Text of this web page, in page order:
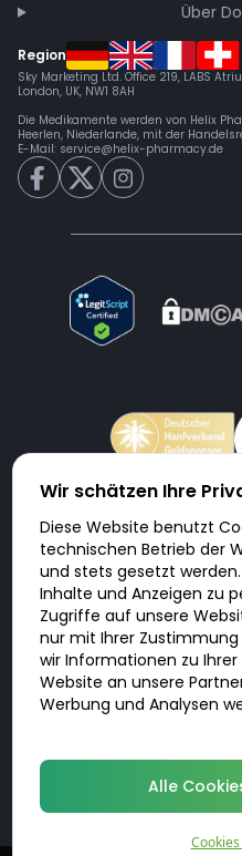
Über
Region
Sky Marketing Ltd. Office 219, LABS
London, UK, NW1 8AH
Die Medikamente werden von Helix
Heerlen, Niederlande, mit der
E-Mail: service@helix-pharmacy.de
Doktorabc.com ist eine
keine Internetapotheke.
sonstige Produkte an oder
Produkten, Medikamenten und
kein Angebot von Doktorabc an
geltenden Gesetze und sonstigen
selbst verantwortlich. Die Nutzung
Sie erfolgt auf eigenes Risiko und
diese Internetseite aus eigener
Wir schätzen Ihre
Diese Website benutzt
technischen Betrieb der
und stets gesetzt
Inhalte und Anzeigen zu
Zugriffe auf unsere
nur mit Ihrer
wir Informationen zu
Website an unsere
Werbung und Analysen
Alle